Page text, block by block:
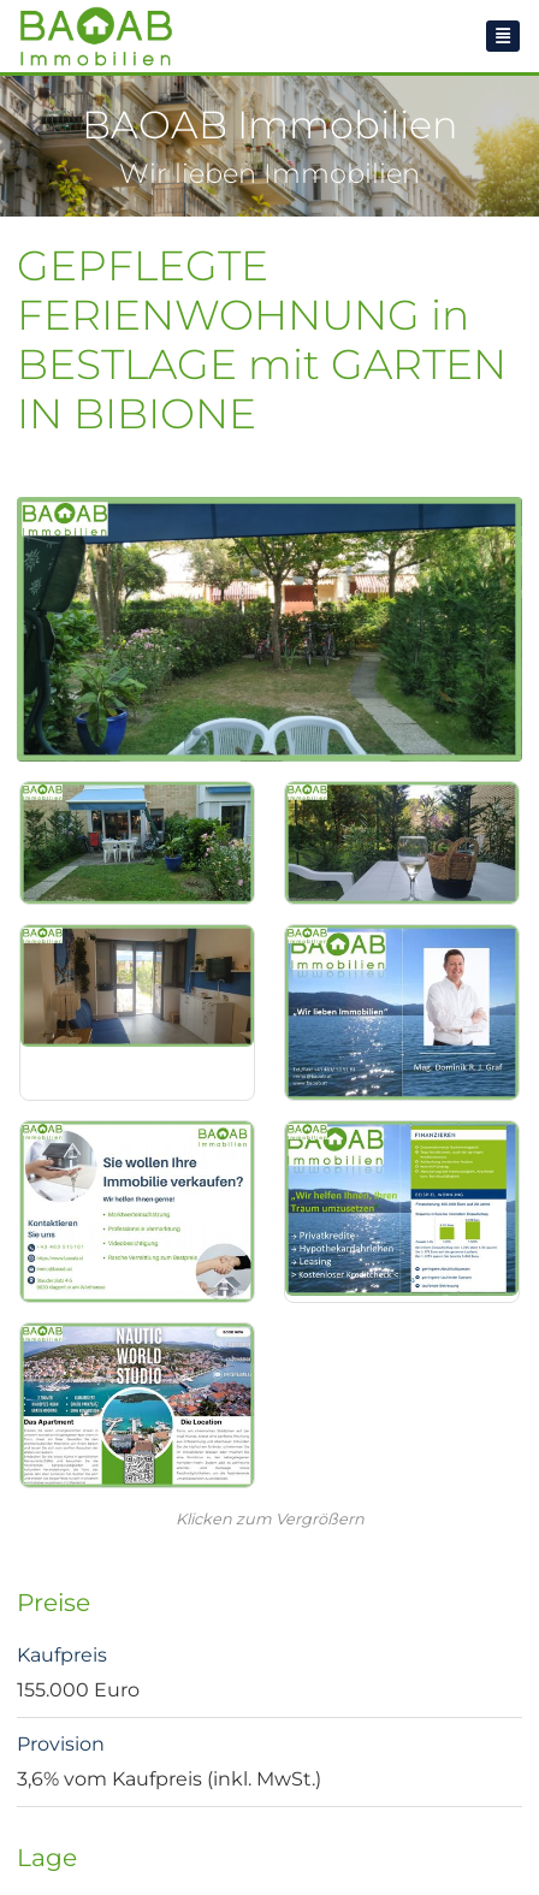
BAOAB Immobilien
Wir lieben Immobilien
GEPFLEGTE
FERIENWOHNUNG in
BESTLAGE mit GARTEN
IN BIBIONE
Klicken zum Vergrößern
Preise
Kaufpreis
155.000 Euro
Provision
3,6% vom Kaufpreis (inkl. MwSt.)
Lage